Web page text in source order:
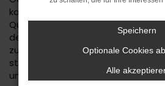
kaufen, profitieren Sie von unseren
Qualitätsmaßstäben. Jedes
dem Verkauf eine Fülle an Tests.
zufrieden, wenn keinerlei Mängel
stellen dies durch die hohe
unserer Kfz-Meisterwerkstatt
Speichern
Optionale Cookies
Alle